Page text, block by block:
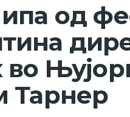
од
во
Тарнер